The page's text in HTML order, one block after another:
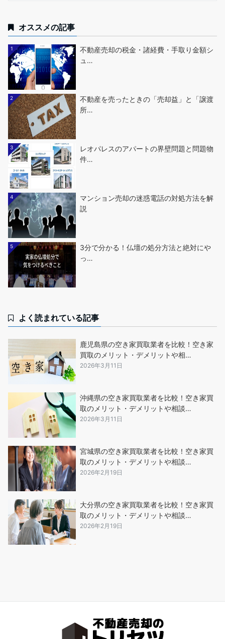
オススメの記事
1
不動産売却の税金・諸経費・手取り金額シ
ュ…
2
不動産を売ったときの「売却益」と「譲渡
所…
3
レオパレスのアパートの界壁問題と問題物
件…
4
マンション売却の迷惑電話の対処方法を解
説
5
3分で分かる！仏壇の処分方法と絶対にや
っ…
よく読まれている記事
鹿児島県の空き家買取業者を比較！空き家
買取のメリット・デメリットや相…
2026年3月11日
沖縄県の空き家買取業者を比較！空き家買
取のメリット・デメリットや相談…
2026年3月11日
宮城県の空き家買取業者を比較！空き家買
取のメリット・デメリットや相談…
2026年2月19日
大分県の空き家買取業者を比較！空き家買
取のメリット・デメリットや相談…
2026年2月19日